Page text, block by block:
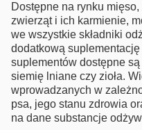
Dostępne na rynku
zwierząt i ich karmienie,
we wszystkie składniki
dodatkową
suplementów dostępne
siemię lniane czy zioła.
wprowadzanych w
psa, jego stanu zdrowia
na dane substancje